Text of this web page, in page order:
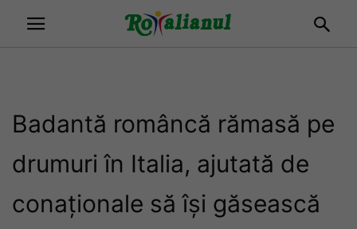
Badantă româncă rămasă pe
drumuri în Italia, ajutată de
conaționale să își găsească